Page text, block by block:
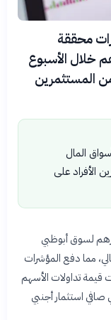
محققة
68.87 مليار درهم خلال الأسبوع
المستثمرين
المال
الأفراد على
بواقع 43.65 مليار درهم لسوق أبوظبي
دبي المالي، مما دفع المؤشرات
التوالي. بلغت قيمة تداولات الأسهم
صافي استثمار أجنبي